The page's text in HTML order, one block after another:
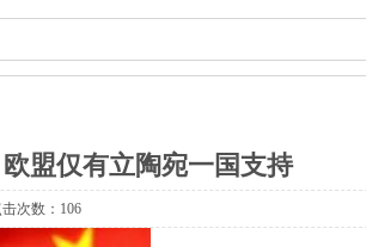
盟仅有立陶宛一国支持
次数：106